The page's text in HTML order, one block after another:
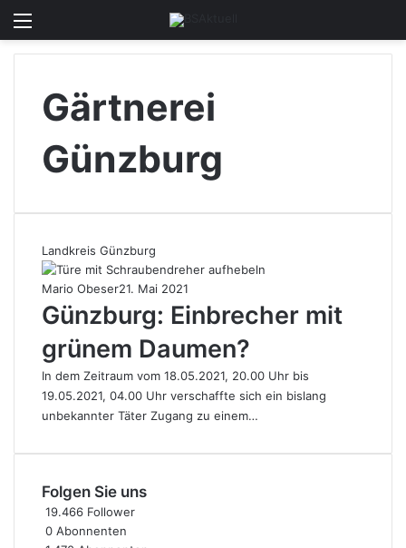
Gärtnerei
Günzburg
Landkreis Günzburg
Mario Obeser21. Mai 2021
Günzburg: Einbrecher mit
grünem Daumen?
In dem Zeitraum vom 18.05.2021, 20.00 Uhr bis
19.05.2021, 04.00 Uhr verschaffte sich ein bislang
unbekannter Täter Zugang zu einem…
Folgen Sie uns
19.466 Follower
0 Abonnenten